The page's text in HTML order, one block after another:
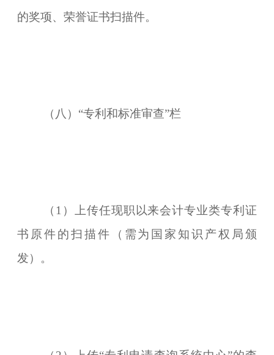
的奖项、荣誉证书扫描件。
（八）“专利和标准审查”栏
（1）上传任现职以来会计专业类专利证
书原件的扫描件（需为国家知识产权局颁
发）。